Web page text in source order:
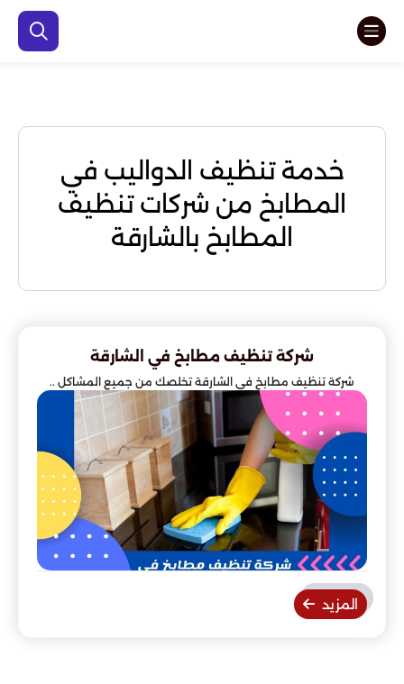
خدمة تنظيف الدواليب في
المطابخ من شركات تنظيف
المطابخ بالشارقة
شركة تنظيف مطابخ في الشارقة
شركة تنظيف مطابخ في الشارقة تخلصك من جميع المشاكل ..
المزيد